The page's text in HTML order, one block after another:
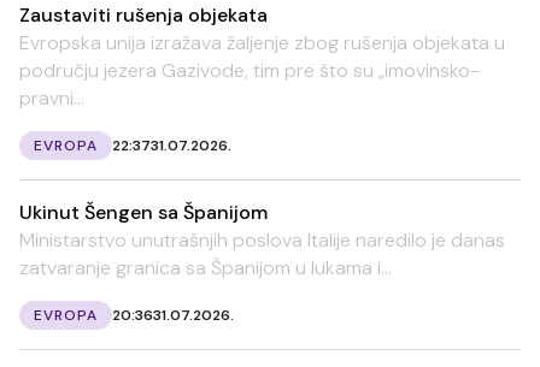
Zaustaviti rušenja objekata
Evropska unija izražava žaljenje zbog rušenja objekata u
području jezera Gazivode, tim pre što su „imovinsko-
pravni...
EVROPA 22:3731.07.2026.
Ukinut Šengen sa Španijom
Ministarstvo unutrašnjih poslova Italije naredilo je danas
zatvaranje granica sa Španijom u lukama i...
EVROPA 20:3631.07.2026.